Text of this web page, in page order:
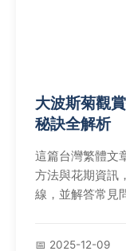
大波斯菊觀
秘訣全解析
這篇台灣繁體文
方法與花期資訊
線，並解答常見
📅 2025-12-09